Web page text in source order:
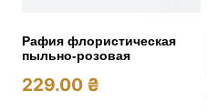
Рафия флористическая
пыльно-розовая
229.00 ₴